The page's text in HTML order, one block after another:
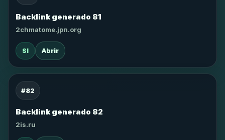
Backlink generado 81
2chmatome.jpn.org
SI Abrir
#82
Backlink generado 82
2is.ru